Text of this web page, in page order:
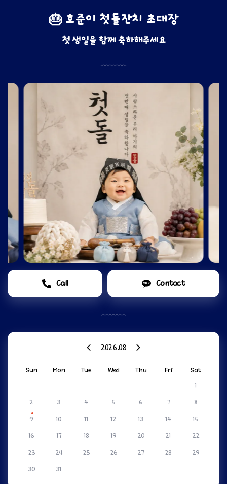
🎂 호준이 첫돌잔치 초대장
첫 생일을 함께 축하해주세요
Call Contact
2026.08
Sun Mon Tue Wed Thu Fri
Sat
1
2 3 4 5 6 7 8
9 10 11 12 13 14 15
16 17 18 19 20 21 22
23 24 25 26 27 28 29
30 31